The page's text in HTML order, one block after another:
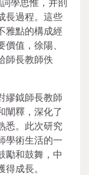
長過程。這些
雅點的構成經
值，徐陽、
師長教師佚
繆鉞師長教師
闡釋，深化了
悉。此次研究
學術生活的一
勵和鼓舞，中
成長。